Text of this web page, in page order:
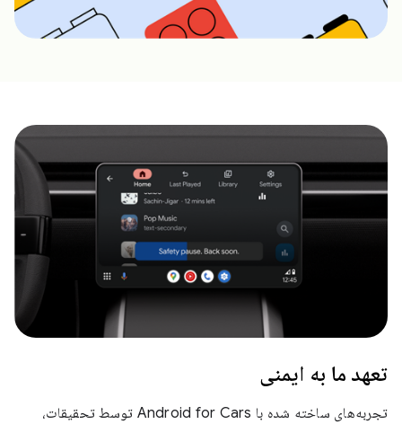
تعهد ما به ایمنی
تجربه‌های ساخته شده با Android for Cars توسط تحقیقات،